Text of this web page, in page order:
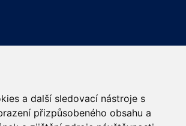
a další sledovací nástroje s
přizpůsobeného obsahu a